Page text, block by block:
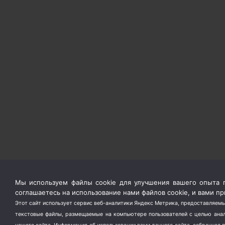
Мы используем файлы cookie для улучшения вашего опыта
соглашаетесь на использование нами файлов cookie, и вами
Этот сайт использует сервис веб-аналитики Яндекс Метрика,
текстовые файлы, размещаемые на компьютере пользователей с целью